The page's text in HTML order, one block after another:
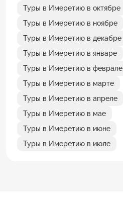
Туры в Имеретию в октябре
Туры в Имеретию в ноябре
Туры в Имеретию в декабре
Туры в Имеретию в январе
Туры в Имеретию в феврале
Туры в Имеретию в марте
Туры в Имеретию в апреле
Туры в Имеретию в мае
Туры в Имеретию в июне
Туры в Имеретию в июле